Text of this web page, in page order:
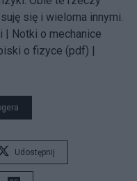
się i wieloma innymi.
| Notki o mechanice
o fizyce (pdf) |
Udostępnij